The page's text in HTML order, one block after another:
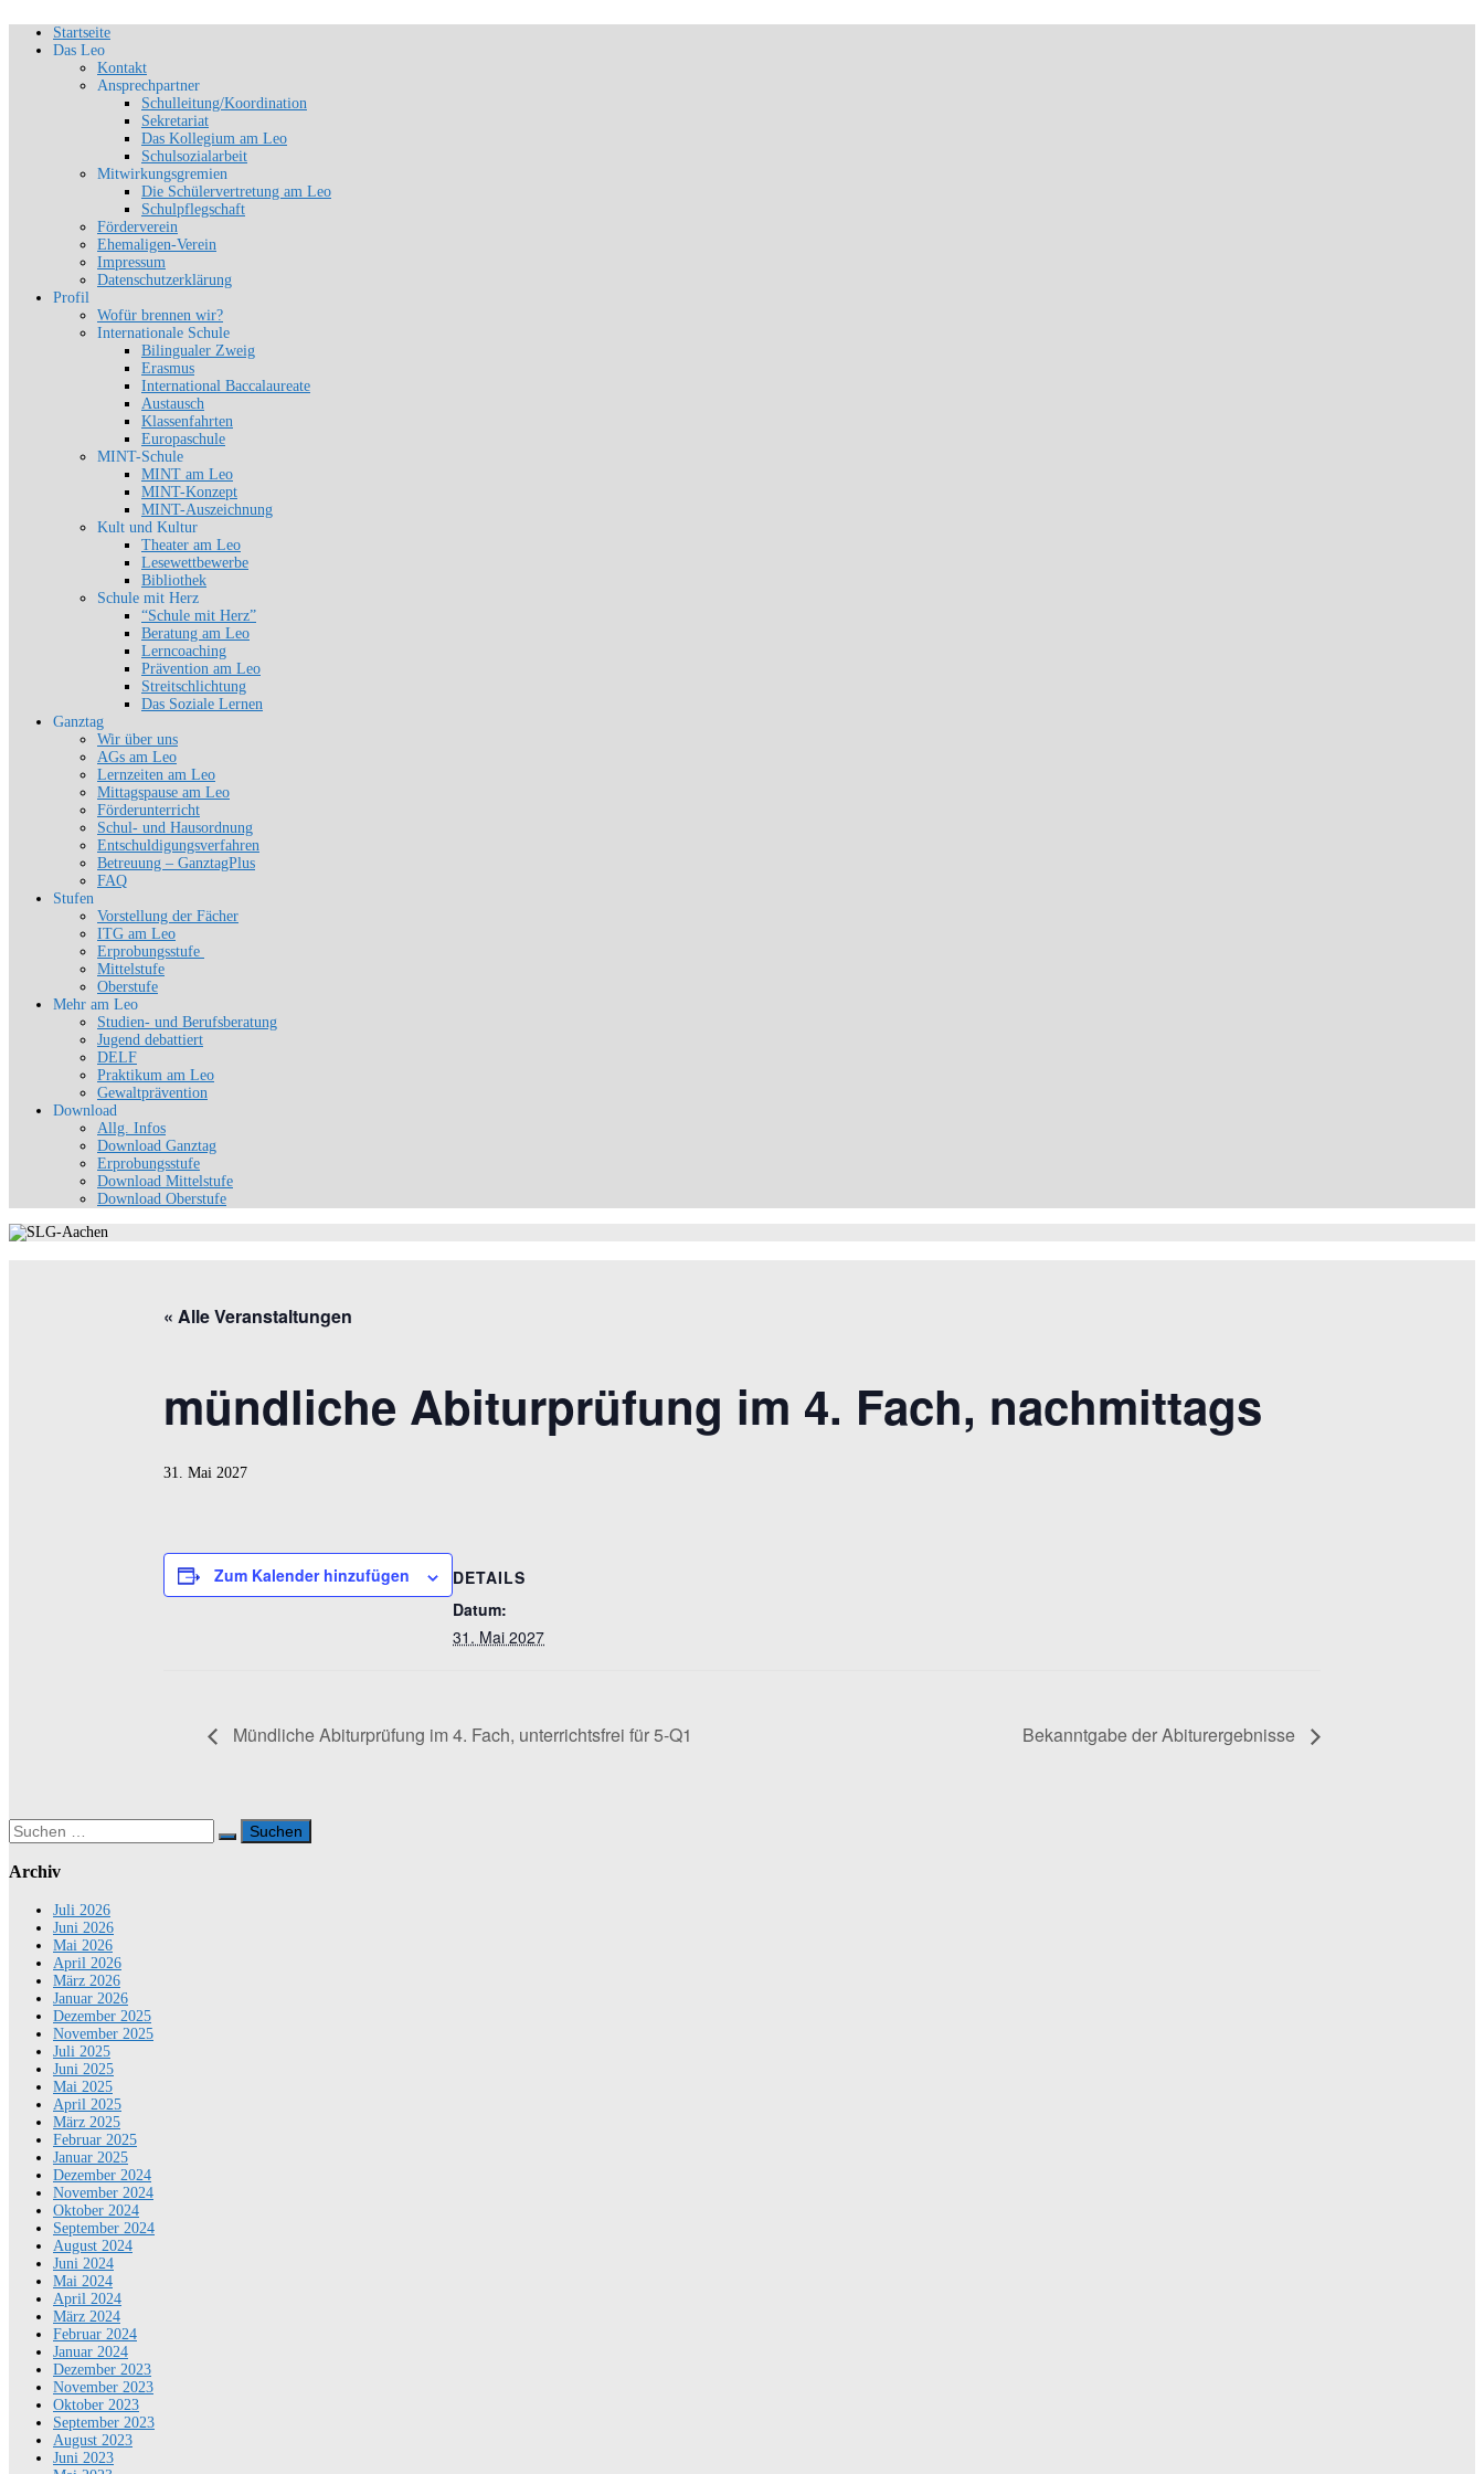
Zum
Inhalt
SLG-Aachen
Schön, dich zu sehen
Startseite
Das Leo
Kontakt
Ansprechpartner
Schulleitung/Koordination
Sekretariat
Das Kollegium am Leo
Schulsozialarbeit
Mitwirkungsgremien
Die Schülervertretung am Leo
Schulpflegschaft
Förderverein
Ehemaligen-Verein
Impressum
Datenschutzerklärung
Profil
Wofür brennen wir?
Internationale Schule
Bilingualer Zweig
Erasmus
International Baccalaureate
Austausch
Klassenfahrten
Europaschule
MINT-Schule
MINT am Leo
MINT-Konzept
MINT-Auszeichnung
Kult und Kultur
Theater am Leo
Lesewettbewerbe
Bibliothek
Schule mit Herz
“Schule mit Herz”
Beratung am Leo
Lerncoaching
Prävention am Leo
Streitschlichtung
Das Soziale Lernen
Ganztag
Wir über uns
AGs am Leo
Lernzeiten am Leo
Mittagspause am Leo
Förderunterricht
Schul- und Hausordnung
Entschuldigungsverfahren
Betreuung – GanztagPlus
FAQ
Stufen
Vorstellung der Fächer
ITG am Leo
Erprobungsstufe
Mittelstufe
Oberstufe
Mehr am Leo
Studien- und Berufsberatung
Jugend debattiert
DELF
Praktikum am Leo
Gewaltprävention
Download
Allg. Infos
Download Ganztag
Erprobungsstufe
Download Mittelstufe
Download Oberstufe
« Alle Veranstaltungen
mündliche Abiturprüfung im 4. Fach, nachmittags
31. Mai 2027
Zum Kalender hinzufügen
DETAILS
Datum:
31. Mai 2027
Mündliche Abiturprüfung im 4. Fach, unterrichtsfrei für 5-Q1 Bekanntgabe der Abiturergebnisse
Suchen
nach:
Archiv
Juli 2026
Juni 2026
Mai 2026
April 2026
März 2026
Januar 2026
Dezember 2025
November 2025
Juli 2025
Juni 2025
Mai 2025
April 2025
März 2025
Februar 2025
Januar 2025
Dezember 2024
November 2024
Oktober 2024
September 2024
August 2024
Juni 2024
Mai 2024
April 2024
März 2024
Februar 2024
Januar 2024
Dezember 2023
November 2023
Oktober 2023
September 2023
August 2023
Juni 2023